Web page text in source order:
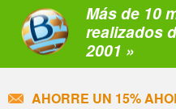
Más de 10
realizados
2001 »
AHORRE UN 15%